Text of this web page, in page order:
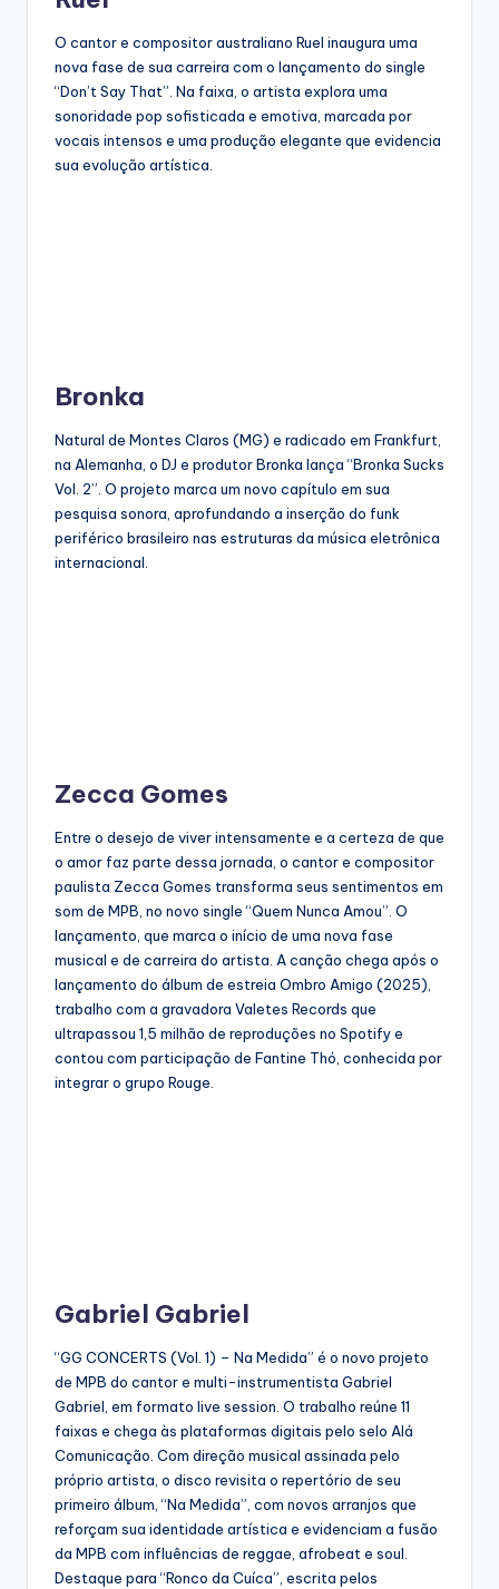
O cantor e compositor australiano Ruel inaugura uma
nova fase de sua carreira com o lançamento do single
“Don’t Say That”. Na faixa, o artista explora uma
sonoridade pop sofisticada e emotiva, marcada por
vocais intensos e uma produção elegante que evidencia
sua evolução artística.
Bronka
Natural de Montes Claros (MG) e radicado em Frankfurt,
na Alemanha, o DJ e produtor Bronka lança “Bronka Sucks
Vol. 2”. O projeto marca um novo capítulo em sua
pesquisa sonora, aprofundando a inserção do funk
periférico brasileiro nas estruturas da música eletrônica
internacional.
Zecca Gomes
Entre o desejo de viver intensamente e a certeza de que
o amor faz parte dessa jornada, o cantor e compositor
paulista Zecca Gomes transforma seus sentimentos em
som de MPB, no novo single “Quem Nunca Amou”. O
lançamento, que marca o início de uma nova fase
musical e de carreira do artista. A canção chega após o
lançamento do álbum de estreia Ombro Amigo (2025),
trabalho com a gravadora Valetes Records que
ultrapassou 1,5 milhão de reproduções no Spotify e
contou com participação de Fantine Thó, conhecida por
integrar o grupo Rouge.
Gabriel Gabriel
“GG CONCERTS (Vol. 1) – Na Medida” é o novo projeto
de MPB do cantor e multi-instrumentista Gabriel
Gabriel, em formato live session. O trabalho reúne 11
faixas e chega às plataformas digitais pelo selo Alá
Comunicação. Com direção musical assinada pelo
próprio artista, o disco revisita o repertório de seu
primeiro álbum, “Na Medida”, com novos arranjos que
reforçam sua identidade artística e evidenciam a fusão
da MPB com influências de reggae, afrobeat e soul.
Destaque para “Ronco da Cuíca”, escrita pelos